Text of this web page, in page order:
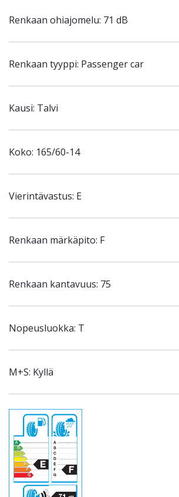
Renkaan ohiajomelu: 71 dB
Renkaan tyyppi: Passenger car
Kausi: Talvi
Koko: 165/60-14
Vierintävastus: E
Renkaan märkäpito: F
Renkaan kantavuus: 75
Nopeusluokka: T
M+S: Kyllä